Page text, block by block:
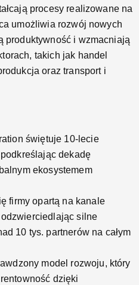
procesy realizowane na
umożliwia rozwój nowych
produktywność i wzmacniają
takich jak handel
oraz transport i
świętuje 10-lecie
dekadę
ekosystemem
firmy opartą na kanale
silne
10 tys. partnerów na całym
model rozwoju, który
dzięki